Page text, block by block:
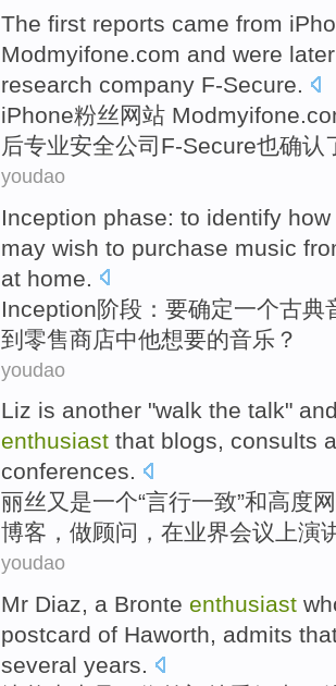
The first reports came from
Modmyifone.com and were later
research company F-Secure.
iPhone粉丝网站
后专业安全公司F-Secure也确认
youdao
Inception phase: to identify how
may wish to purchase music
at home
Inception阶段 ： 要确定一个古典
到零售商店中他想要的音乐？
youdao
Liz is another "walk the talk"
enthusiast that blogs, consults
conferences.
丽丝又是一个“言行一致”和高度
博客 ， 做顾问 ， 在业界会议上演
youdao
Mr Diaz, a Bronte enthusiast
postcard of Haworth, admits
several years.